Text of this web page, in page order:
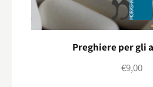
Preghiere per gli
€9,00